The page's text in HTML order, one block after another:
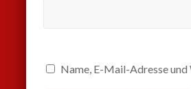
Name, E-Mail-Adresse